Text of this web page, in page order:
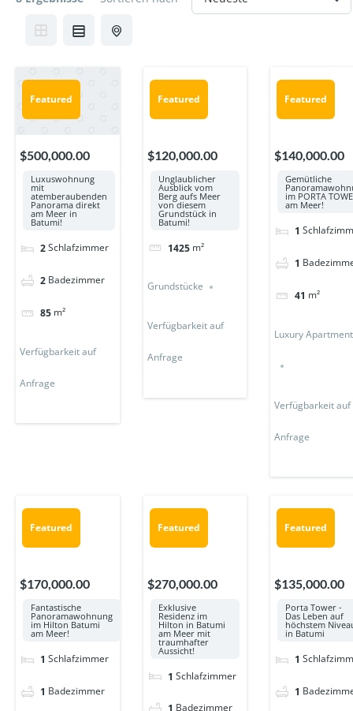
Featured
$500,000.00
Luxuswohnung
mit
atemberaubenden
Panorama direkt
am Meer in
Batumi!
2Schlafzimmer
2 Badezimmer
85 m²
Verfügbarkeit auf
Anfrage
Featured
$120,000.00
Unglaublicher
Ausblick vom
Berg aufs Meer
von diesem
Grundstück in
Batumi!
1425 m²
Grundstücke
Verfügbarkeit auf
Anfrage
Featured
$140,000.00
Gemütliche
im PORTA
am Meer!
1
1
41 m²
Luxury
Verfügbarkeit auf
Anfrage
Featured
$170,000.00
Fantastische
Panoramawohnung
im Hilton Batumi
am Meer!
1 Schlafzimmer
1 Badezimmer
Featured
$270,000.00
Exklusive
Residenz im
Hilton in Batumi
am Meer mit
traumhafter
Aussicht!
1 Schlafzimmer
1 Badezimmer
Featured
$135,000.00
Porta Tower -
Das Leben auf
höchstem
in Batumi
1
1